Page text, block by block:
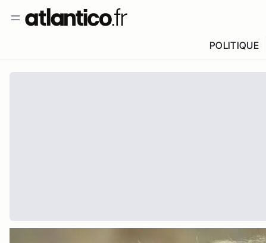
POLITIQUE